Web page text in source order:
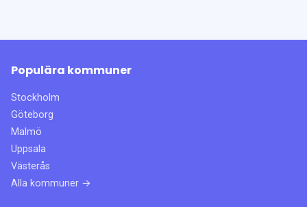
Populära kommuner
Stockholm
Göteborg
Malmö
Uppsala
Västerås
Alla kommuner →